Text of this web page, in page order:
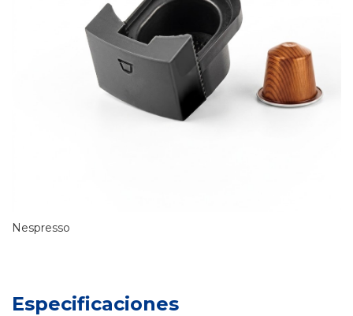
Nespresso
Especificaciones